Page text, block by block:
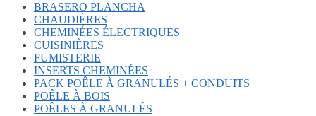
BRASERO PLANCHA
CHAUDIÈRES
CHEMINÉES ÉLECTRIQUES
CUISINIÈRES
FUMISTERIE
INSERTS CHEMINÉES
PACK POÊLE À GRANULÉS + CONDUITS
POÊLE À BOIS
POÊLES À GRANULÉS